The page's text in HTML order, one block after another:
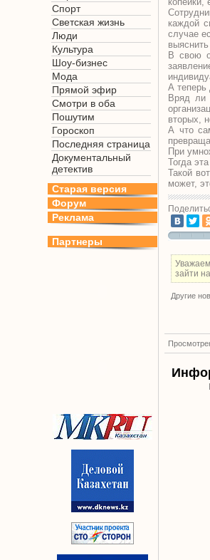
Спорт
Светская жизнь
Люди
Культура
Шоу-бизнес
Мода
Прямой эфир
Смотри в оба
Пошутим
Гороскоп
Последняя страница
Документальный
детектив
Старая версия
Форум
Реклама
Партнеры
каждой
случае
В свою
А теперь
Вряд ли
вторых,
А что
При
Тогда
Такой
может,
зайти
Другие